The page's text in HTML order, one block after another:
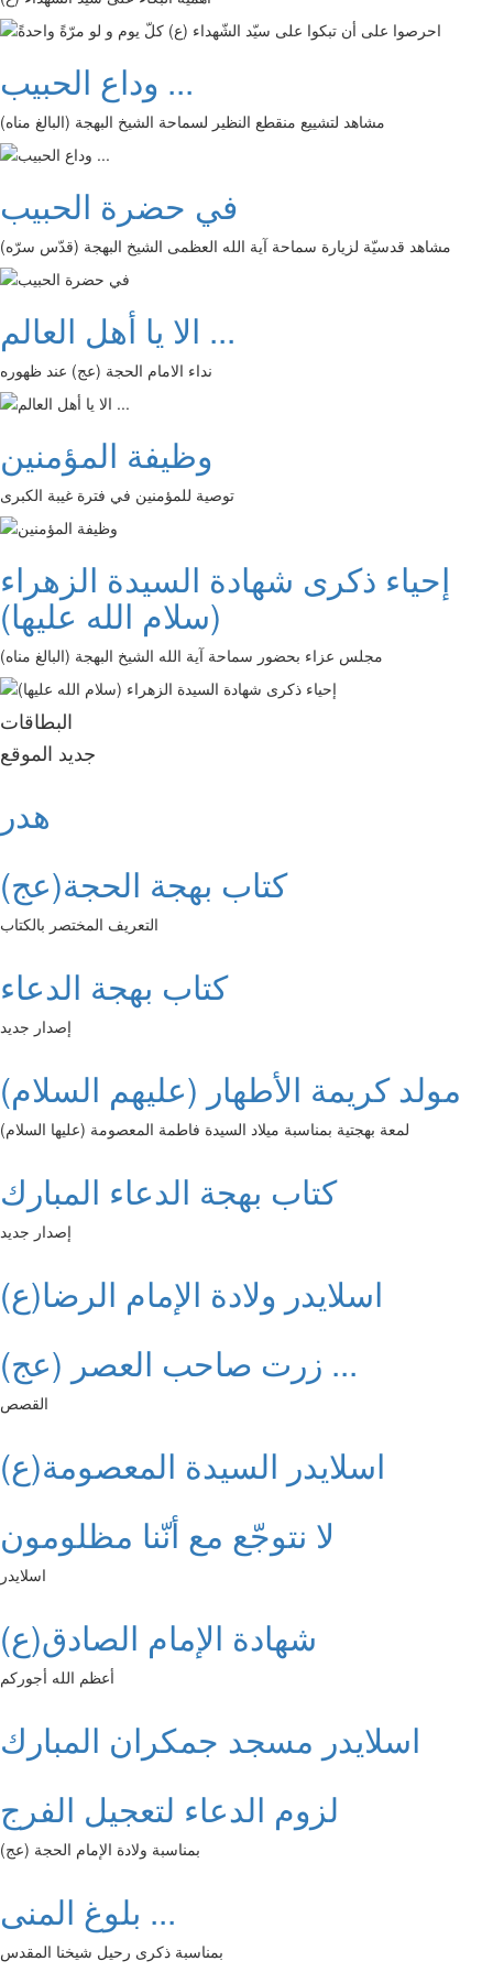
وداع الحبيب ...
مشاهد لتشييع منقطع النظير لسماحة الشيخ البهجة (البالغ مناه)
في حضرة الحبيب
مشاهد قدسيّة لزيارة سماحة آية الله العظمى الشيخ البهجة (قدّس سرّه)
الا يا أهل العالم ...
نداء الامام الحجة (عج) عند ظهوره
وظيفة المؤمنين
توصية للمؤمنين في فترة غيبة الكبرى
إحياء ذكرى شهادة السيدة الزهراء
(سلام الله عليها)
مجلس عزاء بحضور سماحة آية الله الشيخ البهجة (البالغ مناه)
البطاقات
جديد الموقع
هدر
كتاب بهجة الحجة(عج)
التعريف المختصر بالكتاب
كتاب بهجة الدعاء
إصدار جديد
مولد كريمة الأطهار (عليهم السلام)
لمعة بهجتية بمناسبة ميلاد السيدة فاطمة المعصومة (عليها السلام)
كتاب بهجة الدعاء المبارك
إصدار جديد
اسلايدر ولادة الإمام الرضا(ع)
زرت صاحب العصر (عج) ...
القصص
اسلايدر السيدة المعصومة(ع)
لا نتوجّع مع أنّنا مظلومون
اسلايدر
شهادة الإمام الصادق(ع)
أعظم الله أجوركم
اسلايدر مسجد جمكران المبارك
لزوم الدعاء لتعجيل الفرج
بمناسبة ولادة الإمام الحجة (عج)
بلوغ المنى ...
بمناسبة ذكرى رحيل شيخنا المقدس